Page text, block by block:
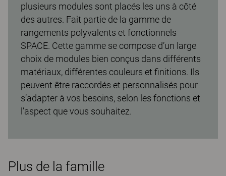
plusieurs modules sont placés les uns à côté
des autres. Fait partie de la gamme de
rangements polyvalents et fonctionnels
SPACE. Cette gamme se compose d’un large
choix de modules bien conçus dans différents
matériaux, différentes couleurs et finitions. Ils
peuvent être raccordés et personnalisés pour
s’adapter à vos besoins, selon les fonctions et
l’aspect que vous souhaitez.
Plus de la famille